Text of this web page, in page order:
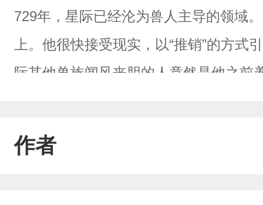
729年，星际已经沦为兽人主导的领域
上。他很快接受现实，以“推销”的方
际其他兽族闻风丧胆的人竟然是他之前
纯情蛇蛇:我不知道什么是恨，我只想
作者